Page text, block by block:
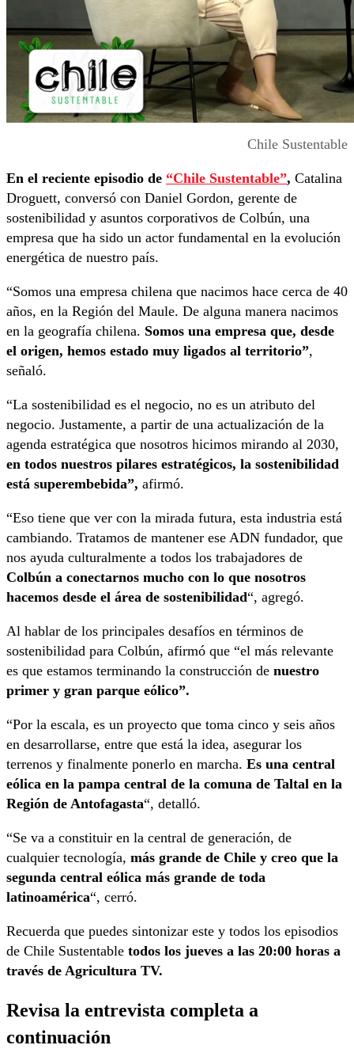
Chile Sustentable
En el reciente episodio de “Chile Sustentable”, Catalina
Droguett, conversó con Daniel Gordon, gerente de
sostenibilidad y asuntos corporativos de Colbún, una
empresa que ha sido un actor fundamental en la evolución
energética de nuestro país.
“Somos una empresa chilena que nacimos hace cerca de 40
años, en la Región del Maule. De alguna manera nacimos
en la geografía chilena. Somos una empresa que, desde
el origen, hemos estado muy ligados al territorio”,
señaló.
“La sostenibilidad es el negocio, no es un atributo del
negocio. Justamente, a partir de una actualización de la
agenda estratégica que nosotros hicimos mirando al 2030,
en todos nuestros pilares estratégicos, la sostenibilidad
está superembebida”, afirmó.
“Eso tiene que ver con la mirada futura, esta industria está
cambiando. Tratamos de mantener ese ADN fundador, que
nos ayuda culturalmente a todos los trabajadores de
Colbún a conectarnos mucho con lo que nosotros
hacemos desde el área de sostenibilidad“, agregó.
Al hablar de los principales desafíos en términos de
sostenibilidad para Colbún, afirmó que “el más relevante
es que estamos terminando la construcción de nuestro
primer y gran parque eólico”.
“Por la escala, es un proyecto que toma cinco y seis años
en desarrollarse, entre que está la idea, asegurar los
terrenos y finalmente ponerlo en marcha. Es una central
eólica en la pampa central de la comuna de Taltal en la
Región de Antofagasta“, detalló.
“Se va a constituir en la central de generación, de
cualquier tecnología, más grande de Chile y creo que la
segunda central eólica más grande de toda
latinoamérica“, cerró.
Recuerda que puedes sintonizar este y todos los episodios
de Chile Sustentable todos los jueves a las 20:00 horas a
través de Agricultura TV.
Revisa la entrevista completa a
continuación